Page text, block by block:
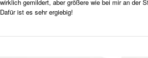
wirklich gemildert, aber größere wie bei mir an der
Dafür ist es sehr ergiebig!